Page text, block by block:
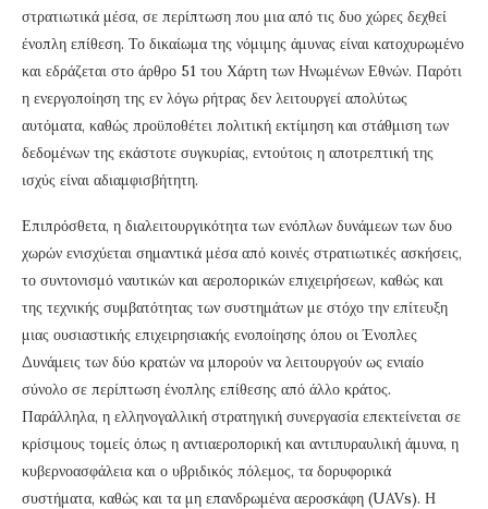
στρατιωτικά μέσα, σε περίπτωση που μια από τις δυο χώρες δεχθεί
ένοπλη επίθεση. Το δικαίωμα της νόμιμης άμυνας είναι κατοχυρωμένο
και εδράζεται στο άρθρο 51 του Χάρτη των Ηνωμένων Εθνών. Παρότι
η ενεργοποίηση της εν λόγω ρήτρας δεν λειτουργεί απολύτως
αυτόματα, καθώς προϋποθέτει πολιτική εκτίμηση και στάθμιση των
δεδομένων της εκάστοτε συγκυρίας, εντούτοις η αποτρεπτική της
ισχύς είναι αδιαμφισβήτητη.
Επιπρόσθετα, η διαλειτουργικότητα των ενόπλων δυνάμεων των δυο
χωρών ενισχύεται σημαντικά μέσα από κοινές στρατιωτικές ασκήσεις,
το συντονισμό ναυτικών και αεροπορικών επιχειρήσεων, καθώς και
της τεχνικής συμβατότητας των συστημάτων με στόχο την επίτευξη
μιας ουσιαστικής επιχειρησιακής ενοποίησης όπου οι Ένοπλες
Δυνάμεις των δύο κρατών να μπορούν να λειτουργούν ως ενιαίο
σύνολο σε περίπτωση ένοπλης επίθεσης από άλλο κράτος.
Παράλληλα, η ελληνογαλλική στρατηγική συνεργασία επεκτείνεται σε
κρίσιμους τομείς όπως η αντιαεροπορική και αντιπυραυλική άμυνα, η
κυβερνοασφάλεια και ο υβριδικός πόλεμος, τα δορυφορικά
συστήματα, καθώς και τα μη επανδρωμένα αεροσκάφη (UAVs). Η